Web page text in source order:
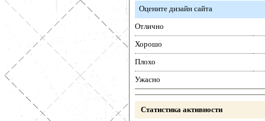
Оцените дизайн сайта
Отлично
Хорошо
Плохо
Ужасно
Статистика активности